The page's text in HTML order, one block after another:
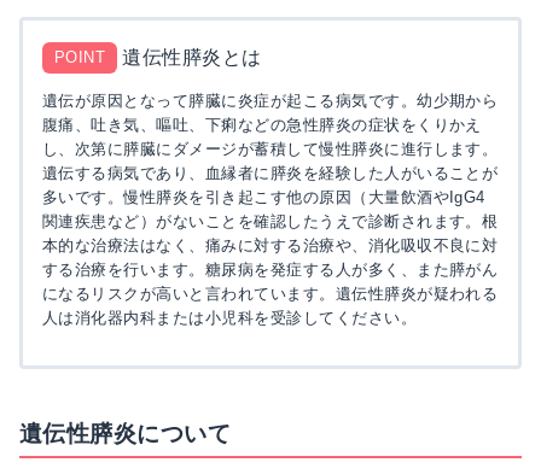
POINT 遺伝性膵炎とは
遺伝が原因となって膵臓に炎症が起こる病気です。幼少期から
腹痛、吐き気、嘔吐、下痢などの急性膵炎の症状をくりかえ
し、次第に膵臓にダメージが蓄積して慢性膵炎に進行します。
遺伝する病気であり、血縁者に膵炎を経験した人がいることが
多いです。慢性膵炎を引き起こす他の原因（大量飲酒やIgG4
関連疾患など）がないことを確認したうえで診断されます。根
本的な治療法はなく、痛みに対する治療や、消化吸収不良に対
する治療を行います。糖尿病を発症する人が多く、また膵がん
になるリスクが高いと言われています。遺伝性膵炎が疑われる
人は消化器内科または小児科を受診してください。
遺伝性膵炎について